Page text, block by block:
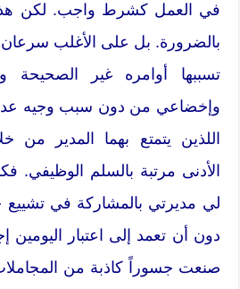
في العمل كشرط واجب. لكن هذا
بالضرورة. بل على الأغلب
تسببها أوامره غير الصحيحة
وإخضاعي من دون سبب وجيه عدا
اللذين يتمتع بهما المدير من
الأدنى مرتبة بالسلم الوظيفي.
لي مديرتي بالمشاركة في
دون أن تعمد إلى اعتبار اليومين
صنعت جسوراً كاذبة من المجاملات